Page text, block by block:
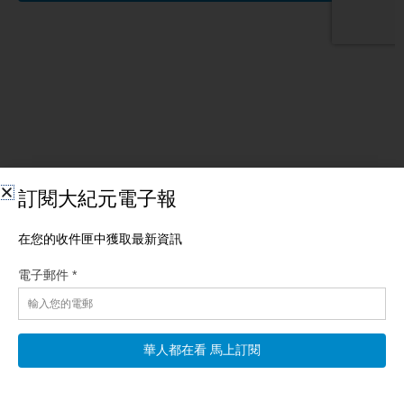
相關文章
【新唐人北京時間2026年08月08日訊】川普預告戰爭快結束 伊
朗撐不久；颱風海豚襲日本 26萬人疏散 逾500航班取消；川普行
政令收緊出生公民權